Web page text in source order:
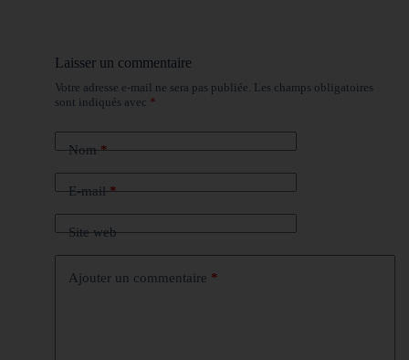
Laisser un commentaire
Votre adresse e-mail ne sera pas publiée. Les champs obligatoires
sont indiqués avec *
Nom*
E-mail*
Site web
Ajouter un commentaire *